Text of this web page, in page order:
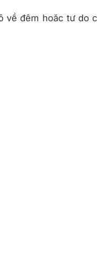
về đêm hoặc tự do